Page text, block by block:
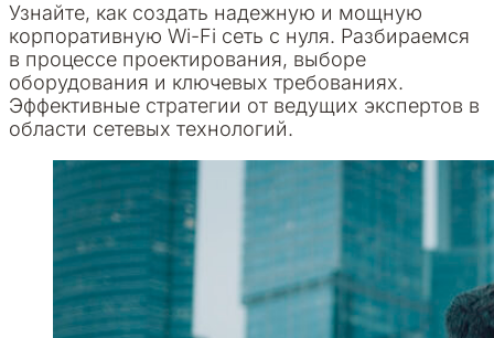
Узнайте, как создать надежную и мощную
корпоративную Wi-Fi сеть с нуля. Разбираемся
в процессе проектирования, выборе
оборудования и ключевых требованиях.
Эффективные стратегии от ведущих экспертов в
области сетевых технологий.